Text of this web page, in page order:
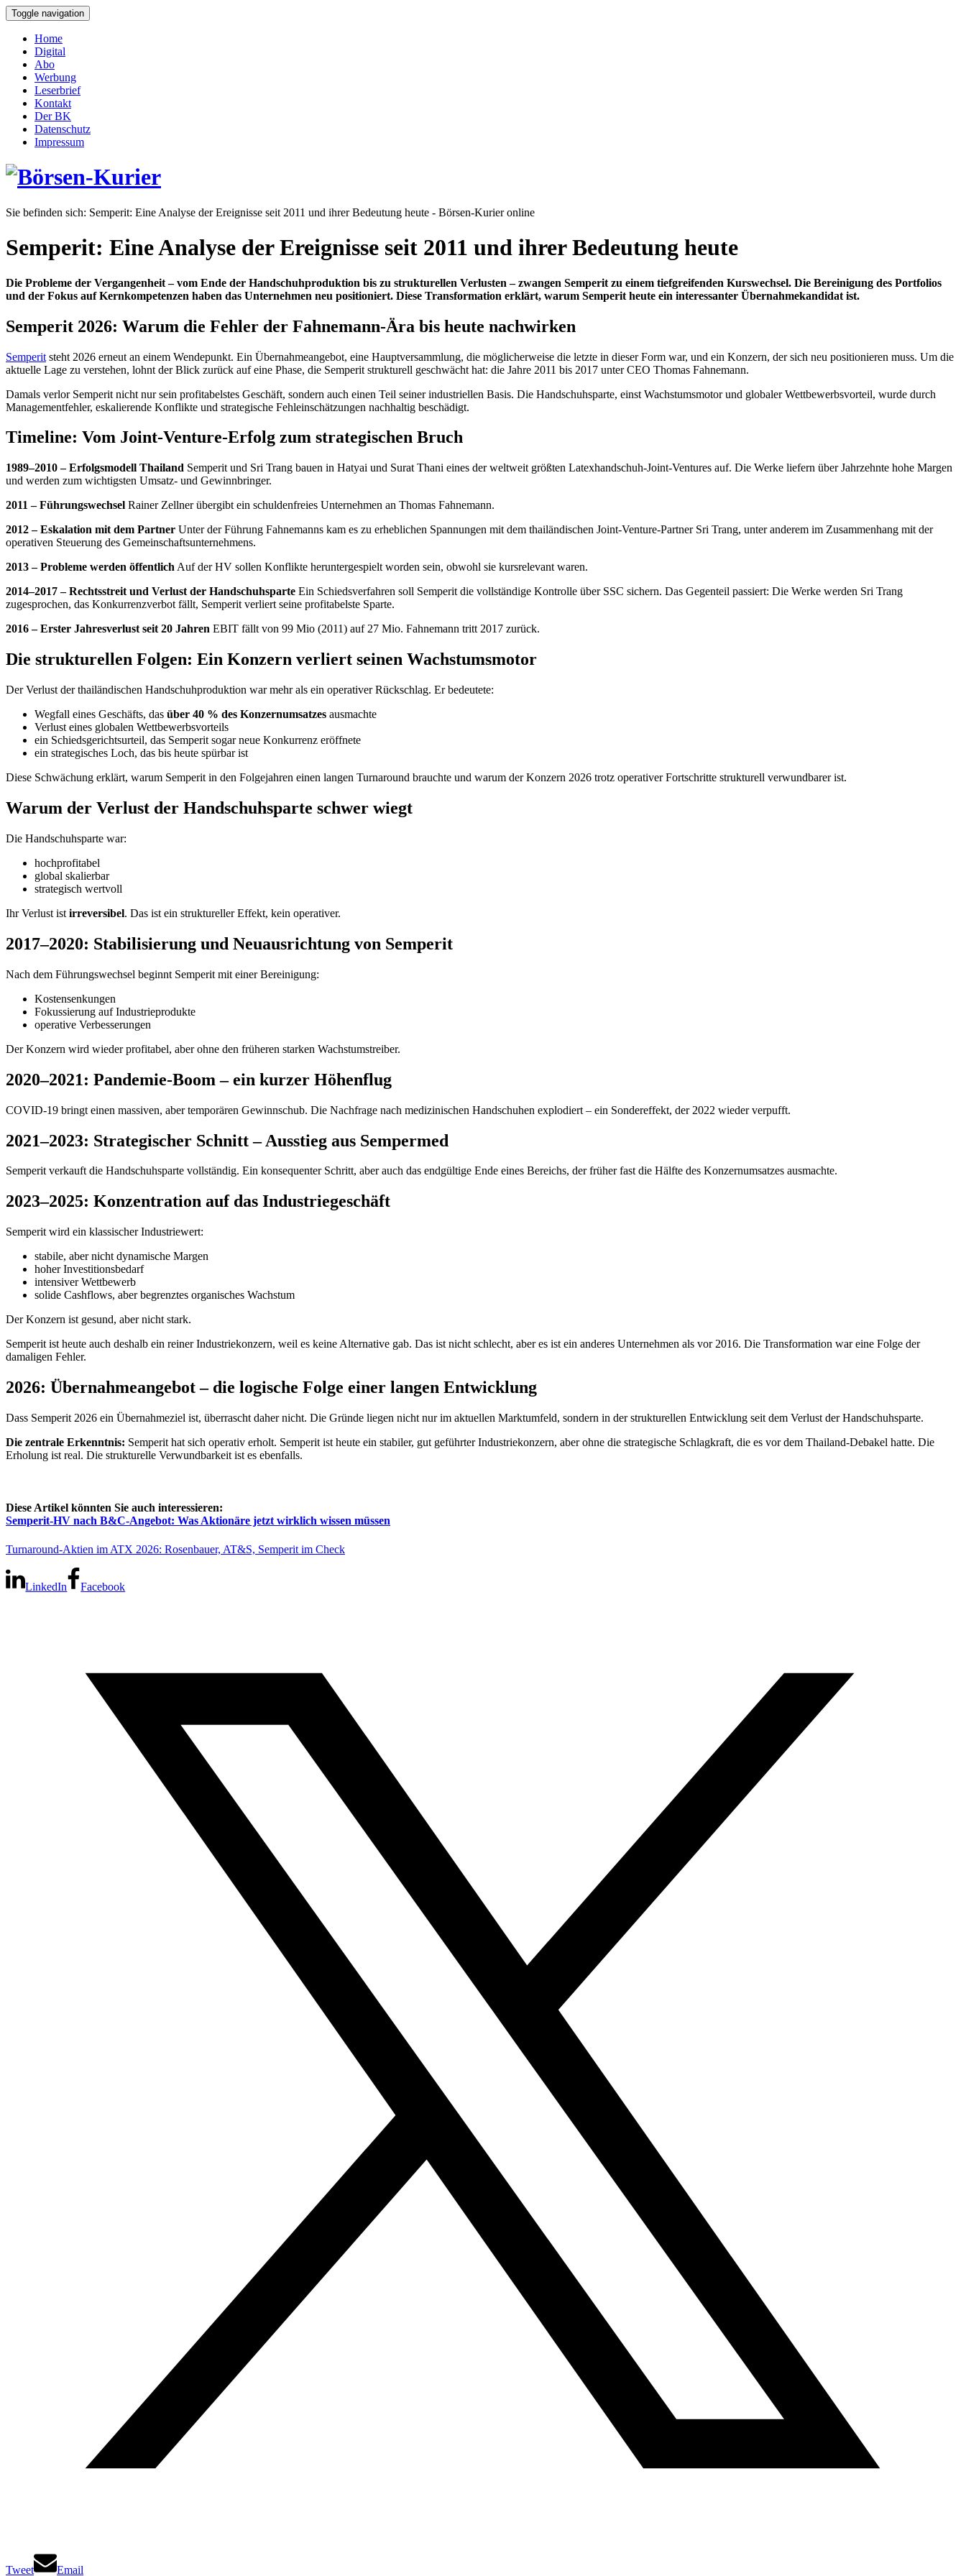
Toggle navigation
Home
Digital
Abo
Werbung
Leserbrief
Kontakt
Der BK
Datenschutz
Impressum
Sie befinden sich: Semperit: Eine Analyse der Ereignisse seit 2011 und ihrer Bedeutung heute - Börsen-Kurier online
Semperit: Eine Analyse der Ereignisse seit 2011 und ihrer Bedeutung heute
Die Probleme der Vergangenheit – vom Ende der Handschuhproduktion bis zu strukturellen Verlusten – zwangen Semperit zu einem tiefgreifenden Kurswechsel. Die Bereinigung des Portfolios
und der Fokus auf Kernkompetenzen haben das Unternehmen neu positioniert. Diese Transformation erklärt, warum Semperit heute ein interessanter Übernahmekandidat ist.
Semperit 2026: Warum die Fehler der Fahnemann‑Ära bis heute nachwirken
Semperit steht 2026 erneut an einem Wendepunkt. Ein Übernahmeangebot, eine Hauptversammlung, die möglicherweise die letzte in dieser Form war, und ein Konzern, der sich neu positionieren muss. Um die
aktuelle Lage zu verstehen, lohnt der Blick zurück auf eine Phase, die Semperit strukturell geschwächt hat: die Jahre 2011 bis 2017 unter CEO Thomas Fahnemann.
Damals verlor Semperit nicht nur sein profitabelstes Geschäft, sondern auch einen Teil seiner industriellen Basis. Die Handschuhsparte, einst Wachstumsmotor und globaler Wettbewerbsvorteil, wurde durch
Managementfehler, eskalierende Konflikte und strategische Fehleinschätzungen nachhaltig beschädigt.
Timeline: Vom Joint-Venture-Erfolg zum strategischen Bruch
1989–2010 – Erfolgsmodell Thailand Semperit und Sri Trang bauen in Hatyai und Surat Thani eines der weltweit größten Latexhandschuh-Joint-Ventures auf. Die Werke liefern über Jahrzehnte hohe Margen
und werden zum wichtigsten Umsatz- und Gewinnbringer.
2011 – Führungswechsel Rainer Zellner übergibt ein schuldenfreies Unternehmen an Thomas Fahnemann.
2012 – Eskalation mit dem Partner Unter der Führung Fahnemanns kam es zu erheblichen Spannungen mit dem thailändischen Joint-Venture-Partner Sri Trang, unter anderem im Zusammenhang mit der
operativen Steuerung des Gemeinschaftsunternehmens.
2013 – Probleme werden öffentlich Auf der HV sollen Konflikte heruntergespielt worden sein, obwohl sie kursrelevant waren.
2014–2017 – Rechtsstreit und Verlust der Handschuhsparte Ein Schiedsverfahren soll Semperit die vollständige Kontrolle über SSC sichern. Das Gegenteil passiert: Die Werke werden Sri Trang
zugesprochen, das Konkurrenzverbot fällt, Semperit verliert seine profitabelste Sparte.
2016 – Erster Jahresverlust seit 20 Jahren EBIT fällt von 99 Mio (2011) auf 27 Mio. Fahnemann tritt 2017 zurück.
Die strukturellen Folgen: Ein Konzern verliert seinen Wachstumsmotor
Der Verlust der thailändischen Handschuhproduktion war mehr als ein operativer Rückschlag. Er bedeutete:
Wegfall eines Geschäfts, das über 40 % des Konzernumsatzes ausmachte
Verlust eines globalen Wettbewerbsvorteils
ein Schiedsgerichtsurteil, das Semperit sogar neue Konkurrenz eröffnete
ein strategisches Loch, das bis heute spürbar ist
Diese Schwächung erklärt, warum Semperit in den Folgejahren einen langen Turnaround brauchte und warum der Konzern 2026 trotz operativer Fortschritte strukturell verwundbarer ist.
Warum der Verlust der Handschuhsparte schwer wiegt
Die Handschuhsparte war:
hochprofitabel
global skalierbar
strategisch wertvoll
Ihr Verlust ist irreversibel. Das ist ein struktureller Effekt, kein operativer.
2017–2020: Stabilisierung und Neuausrichtung von Semperit
Nach dem Führungswechsel beginnt Semperit mit einer Bereinigung:
Kostensenkungen
Fokussierung auf Industrieprodukte
operative Verbesserungen
Der Konzern wird wieder profitabel, aber ohne den früheren starken Wachstumstreiber.
2020–2021: Pandemie-Boom – ein kurzer Höhenflug
COVID-19 bringt einen massiven, aber temporären Gewinnschub. Die Nachfrage nach medizinischen Handschuhen explodiert – ein Sondereffekt, der 2022 wieder verpufft.
2021–2023: Strategischer Schnitt – Ausstieg aus Sempermed
Semperit verkauft die Handschuhsparte vollständig. Ein konsequenter Schritt, aber auch das endgültige Ende eines Bereichs, der früher fast die Hälfte des Konzernumsatzes ausmachte.
2023–2025: Konzentration auf das Industriegeschäft
Semperit wird ein klassischer Industriewert:
stabile, aber nicht dynamische Margen
hoher Investitionsbedarf
intensiver Wettbewerb
solide Cashflows, aber begrenztes organisches Wachstum
Der Konzern ist gesund, aber nicht stark.
Semperit ist heute auch deshalb ein reiner Industriekonzern, weil es keine Alternative gab. Das ist nicht schlecht, aber es ist ein anderes Unternehmen als vor 2016. Die Transformation war eine Folge der
damaligen Fehler.
2026: Übernahmeangebot – die logische Folge einer langen Entwicklung
Dass Semperit 2026 ein Übernahmeziel ist, überrascht daher nicht. Die Gründe liegen nicht nur im aktuellen Marktumfeld, sondern in der strukturellen Entwicklung seit dem Verlust der Handschuhsparte.
Die zentrale Erkenntnis: Semperit hat sich operativ erholt. Semperit ist heute ein stabiler, gut geführter Industriekonzern, aber ohne die strategische Schlagkraft, die es vor dem Thailand-Debakel hatte. Die
Erholung ist real. Die strukturelle Verwundbarkeit ist es ebenfalls.
Diese Artikel könnten Sie auch interessieren:
Semperit-HV nach B&C-Angebot: Was Aktionäre jetzt wirklich wissen müssen
Turnaround-Aktien im ATX 2026: Rosenbauer, AT&S, Semperit im Check
LinkedIn Facebook
Tweet Email